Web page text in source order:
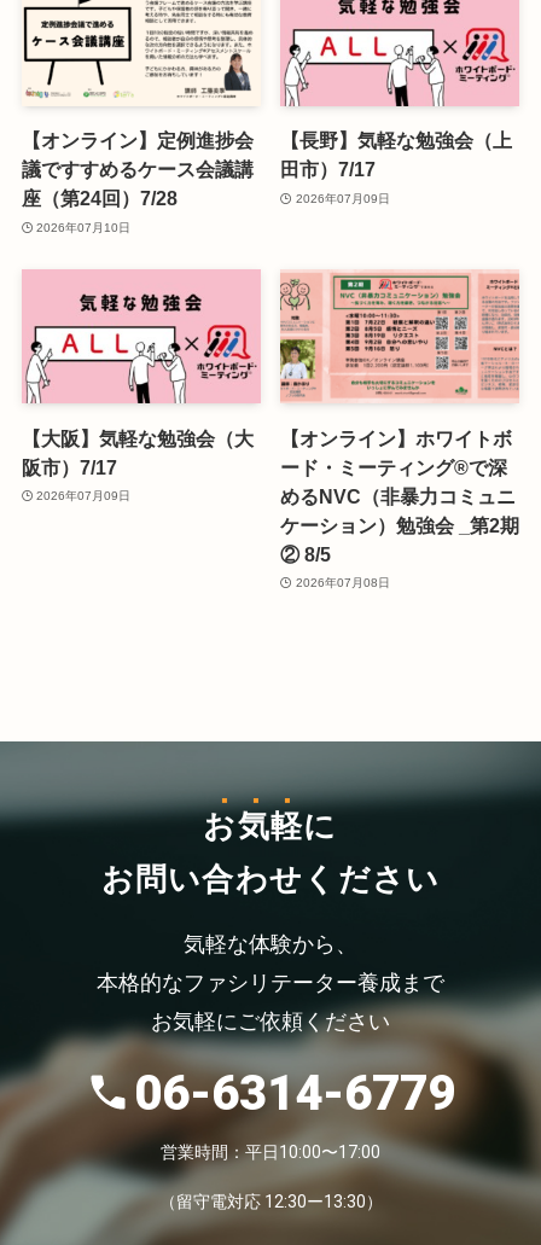
【オンライン】定例進捗会
議ですすめるケース会議講
座（第24回）7/28
2026年07月10日
【長野】気軽な勉強会（上
田市）7/17
2026年07月09日
【大阪】気軽な勉強会（大
阪市）7/17
2026年07月09日
【オンライン】ホワイトボ
ード・ミーティング®で深
めるNVC（非暴力コミュニ
ケーション）勉強会 _第2期
② 8/5
2026年07月08日
お気軽に
お問い合わせください
気軽な体験から、
本格的なファシリテーター養成まで
お気軽にご依頼ください
06-6314-6779
営業時間：平日10:00〜17:00
（留守電対応 12:30ー13:30）